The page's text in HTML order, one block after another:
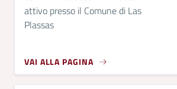
attivo presso il Comune di Las
Plassas
VAI ALLA PAGINA